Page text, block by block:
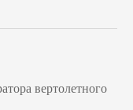
вертолетного